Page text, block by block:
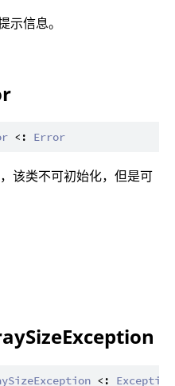
示信息。
<: Error
该类不可初始化，但是可
<: Exception